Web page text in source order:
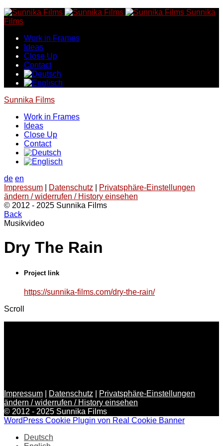
Skip
to
Sunnika
Films
Work in Frames
Ideas
Close Up
Contact
Sunnika Films
Work in Frames
Ideas
Close Up
Contact
de en
Impressum
Datenschutz
Privatsphäre-Einstellungen
ändern / widerrufen / History einsehen
© 2012 - 2025 Sunnika Films
Back
Musikvideo
Dry The Rain
Project link
https://sunnika-films.com/dry-the-rain/
Scroll
Impressum Datenschutz
Privatsphäre-Einstellungen
ändern / widerrufen / History einsehen
© 2012 - 2025 Sunnika Films
WordPress Cookie Plugin von Real Cookie Banner
Deutsch